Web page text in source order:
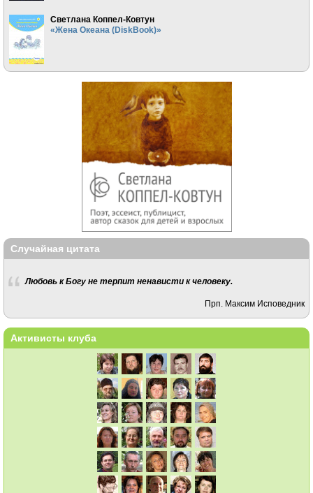
Светлана Коппел-Ковтун
«Жена Океана (DiskBook)»
Случайная цитата
Любовь к Богу не терпит ненависти к человеку.
Прп. Максим Исповедник
Активисты клуба